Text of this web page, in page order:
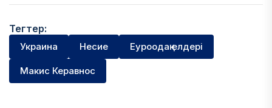
Тегтер:
Украина Несие Еуроодақ елдері
Макис Керавнос